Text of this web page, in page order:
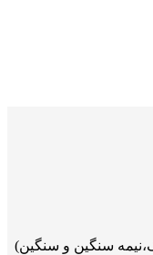
سنگین و سنگین)